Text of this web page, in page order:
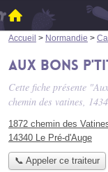
Accueil > Normandie >
Aux Bons
Cette fiche présente
chemin des vatines,
1872 chemin des
14340 Le Pré-d'Auge
📞 Appeler ce traiteur